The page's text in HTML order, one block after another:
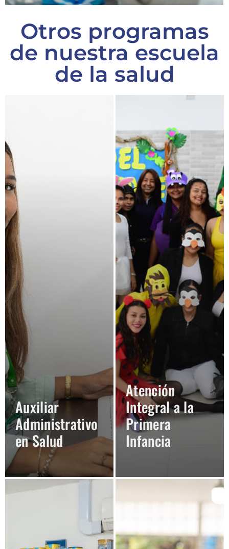
Otros programas
de nuestra escuela
de la salud
Auxiliar
Administrativo
en Salud
Atención
Integral a la
Primera
Infancia